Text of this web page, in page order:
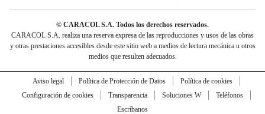
© CARACOL S.A. Todos los derechos reservados.
CARACOL S.A. realiza una reserva expresa de las reproducciones y usos de las obras
y otras prestaciones accesibles desde este sitio web a medios de lectura mecánica u otros
medios que resulten adecuados.
Aviso legal Política de Protección de Datos
Política de cookies
Configuración de cookies
Transparencia Soluciones W
Teléfonos
Escríbanos